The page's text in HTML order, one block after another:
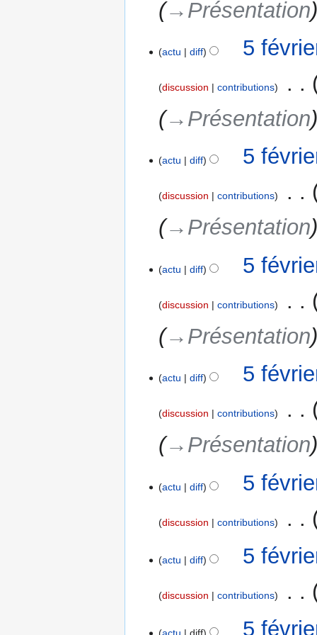
e
s
o
i
c
t
o
s
→‎Présentation
actu diff 5
discussion contributions
→‎Présentation
actu diff 5
discussion contributions
→‎Présentation
actu diff 5
discussion contributions
→‎Présentation
actu diff 5
discussion contributions
→‎Présentation
actu diff 5
discussion contributions
u
u
actu diff 5
discussion contributions
u
5